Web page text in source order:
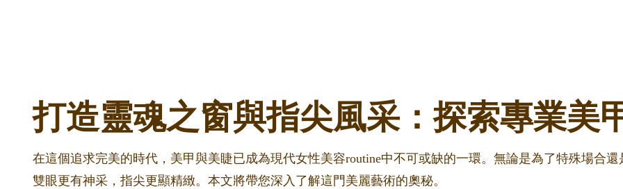
打造靈魂之窗與指尖風采：探索專業美
在這個追求完美的時代，美甲與美睫已成為現代女性美容routine中不可或缺的一環。無論是為了特殊場合
雙眼更有神采，指尖更顯精緻。本文將帶您深入了解這門美麗藝術的奧秘。